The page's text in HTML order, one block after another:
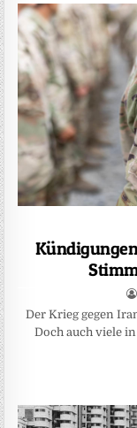
Der Krieg gegen
Doch auch viele